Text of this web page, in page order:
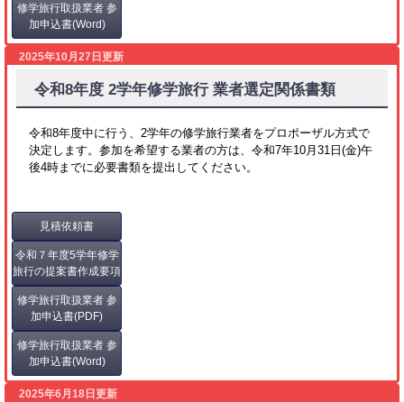
修学旅行取扱業者 参
加申込書(Word)
2025年10月27日更新
令和8年度 2学年修学旅行 業者選定関係書類
令和8年度中に行う、2学年の修学旅行業者をプロポーザル方式で
決定します。参加を希望する業者の方は、令和7年10月31日(金)午
後4時までに必要書類を提出してください。
見積依頼書
令和７年度5学年修学
旅行の提案書作成要項
修学旅行取扱業者 参
加申込書(PDF)
修学旅行取扱業者 参
加申込書(Word)
2025年6月18日更新